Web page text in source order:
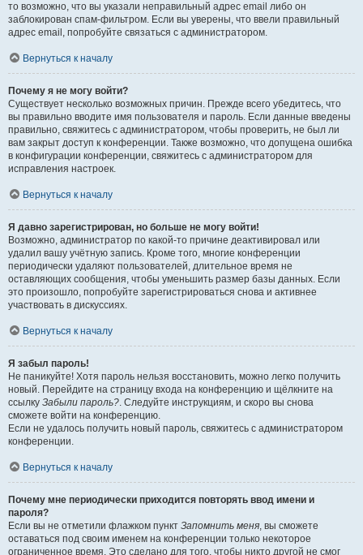
то возможно, что вы указали неправильный адрес email либо он
заблокирован спам-фильтром. Если вы уверены, что ввели правильный
адрес email, попробуйте связаться с администратором.
Вернуться к началу
Почему я не могу войти?
Существует несколько возможных причин. Прежде всего убедитесь, что
вы правильно вводите имя пользователя и пароль. Если данные введены
правильно, свяжитесь с администратором, чтобы проверить, не был ли
вам закрыт доступ к конференции. Также возможно, что допущена ошибка
в конфигурации конференции, свяжитесь с администратором для
исправления настроек.
Вернуться к началу
Я давно зарегистрирован, но больше не могу войти!
Возможно, администратор по какой-то причине деактивировал или
удалил вашу учётную запись. Кроме того, многие конференции
периодически удаляют пользователей, длительное время не
оставляющих сообщения, чтобы уменьшить размер базы данных. Если
это произошло, попробуйте зарегистрироваться снова и активнее
участвовать в дискуссиях.
Вернуться к началу
Я забыл пароль!
Не паникуйте! Хотя пароль нельзя восстановить, можно легко получить
новый. Перейдите на страницу входа на конференцию и щёлкните на
ссылку Забыли пароль?. Следуйте инструкциям, и скоро вы снова
сможете войти на конференцию.
Если не удалось получить новый пароль, свяжитесь с администратором
конференции.
Вернуться к началу
Почему мне периодически приходится повторять ввод имени и
пароля?
Если вы не отметили флажком пункт Запомнить меня, вы сможете
оставаться под своим именем на конференции только некоторое
ограниченное время. Это сделано для того, чтобы никто другой не смог